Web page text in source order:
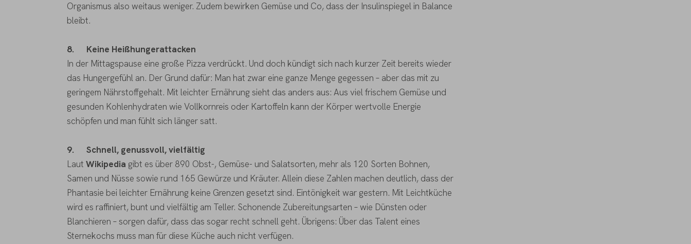
Organismus also weitaus weniger. Zudem bewirken Gemüse und Co, dass der Insulinspiegel in Balance
bleibt.
8.
Keine Heißhungerattacken
In der Mittagspause eine große Pizza verdrückt. Und doch kündigt sich nach kurzer Zeit bereits wieder
das Hungergefühl an. Der Grund dafür: Man hat zwar eine ganze Menge gegessen – aber das mit zu
geringem Nährstoffgehalt. Mit leichter Ernährung sieht das anders aus: Aus viel frischem Gemüse und
gesunden Kohlenhydraten wie Vollkornreis oder Kartoffeln kann der Körper wertvolle Energie
schöpfen und man fühlt sich länger satt.
9.
Schnell, genussvoll, vielfältig
Laut Wikipedia gibt es über 890 Obst-, Gemüse- und Salatsorten, mehr als 120 Sorten Bohnen,
Samen und Nüsse sowie rund 165 Gewürze und Kräuter. Allein diese Zahlen machen deutlich, dass der
Phantasie bei leichter Ernährung keine Grenzen gesetzt sind. Eintönigkeit war gestern. Mit Leichtküche
wird es raffiniert, bunt und vielfältig am Teller. Schonende Zubereitungsarten – wie Dünsten oder
Blanchieren – sorgen dafür, dass das sogar recht schnell geht. Übrigens: Über das Talent eines
Sternekochs muss man für diese Küche auch nicht verfügen.